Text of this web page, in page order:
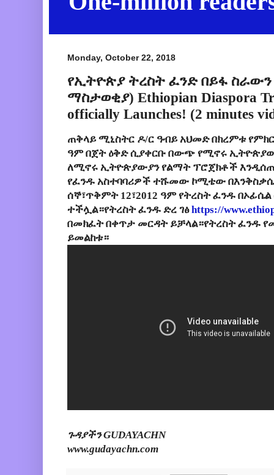
Monday, October 22, 2018
የኢትዮጵያ ትረስት ፈንድ በይፋ
ማስታወቂያ) Ethiopian Diaspora
officially Launches! (2 minutes
ጠቅላይ ሚኒስትር ዶ/ር ዓብይ አህመድ በክረምቱ
ዓም በጀት ዕቅድ ሲያቀርቡ በውጭ የሚኖሩ
ለሚኖሩ ኢትዮጵያውያን የልማት ፕሮጀክቶች
የፈንዱ አስተባባሪዎች ተሹመው ኮሚቴው
ሰኞ፣ጥቅምት 12፣2012 ዓም የትረስት ፈንዱ
ተችሏል።የትረስት ፈንዱ ድረ ገፅhttps://
በመክፈት በቀጥታ መርዳት ይቻላል።የትረስት ፈንዱ
ይመልከቱ።
ጉዳያችን GUDAYACHN
www.gudayachn.com